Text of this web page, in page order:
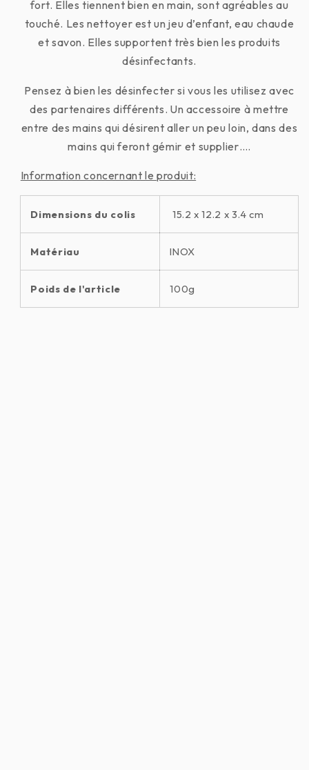
fort. Elles tiennent bien en main, sont agréables au
touché. Les nettoyer est un jeu d’enfant, eau chaude
et savon. Elles supportent très bien les produits
désinfectants.
Pensez à bien les désinfecter si vous les utilisez avec
des partenaires différents. Un accessoire à mettre
entre des mains qui désirent aller un peu loin, dans des
mains qui feront gémir et supplier….
Information concernant le produit:
Dimensions du colis 15.2 x 12.2 x 3.4 cm
Matériau INOX
Poids de l'article 100g